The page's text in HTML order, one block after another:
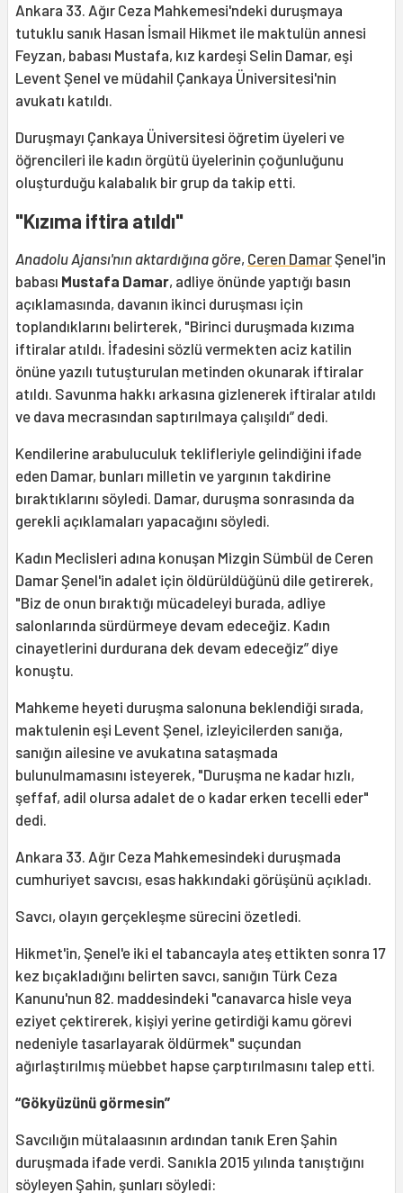
Ankara 33. Ağır Ceza Mahkemesi'ndeki duruşmaya
tutuklu sanık Hasan İsmail Hikmet ile maktulün annesi
Feyzan, babası Mustafa, kız kardeşi Selin Damar, eşi
Levent Şenel ve müdahil Çankaya Üniversitesi'nin
avukatı katıldı.
Duruşmayı Çankaya Üniversitesi öğretim üyeleri ve
öğrencileri ile kadın örgütü üyelerinin çoğunluğunu
oluşturduğu kalabalık bir grup da takip etti.
"Kızıma iftira atıldı"
Anadolu Ajansı'nın aktardığına göre, Ceren DamarŞenel'in
babası Mustafa Damar, adliye önünde yaptığı basın
açıklamasında, davanın ikinci duruşması için
toplandıklarını belirterek, "Birinci duruşmada kızıma
iftiralar atıldı. İfadesini sözlü vermekten aciz katilin
önüne yazılı tutuşturulan metinden okunarak iftiralar
atıldı. Savunma hakkı arkasına gizlenerek iftiralar atıldı
ve dava mecrasından saptırılmaya çalışıldı” dedi.
Kendilerine arabuluculuk teklifleriyle gelindiğini ifade
eden Damar, bunları milletin ve yargının takdirine
bıraktıklarını söyledi. Damar, duruşma sonrasında da
gerekli açıklamaları yapacağını söyledi.
Kadın Meclisleri adına konuşan Mizgin Sümbül de Ceren
Damar Şenel'in adalet için öldürüldüğünü dile getirerek,
"Biz de onun bıraktığı mücadeleyi burada, adliye
salonlarında sürdürmeye devam edeceğiz. Kadın
cinayetlerini durdurana dek devam edeceğiz” diye
konuştu.
Mahkeme heyeti duruşma salonuna beklendiği sırada,
maktulenin eşi Levent Şenel, izleyicilerden sanığa,
sanığın ailesine ve avukatına sataşmada
bulunulmamasını isteyerek, "Duruşma ne kadar hızlı,
şeffaf, adil olursa adalet de o kadar erken tecelli eder"
dedi.
Ankara 33. Ağır Ceza Mahkemesindeki duruşmada
cumhuriyet savcısı, esas hakkındaki görüşünü açıkladı.
Savcı, olayın gerçekleşme sürecini özetledi.
Hikmet'in, Şenel'e iki el tabancayla ateş ettikten sonra 17
kez bıçakladığını belirten savcı, sanığın Türk Ceza
Kanunu'nun 82. maddesindeki "canavarca hisle veya
eziyet çektirerek, kişiyi yerine getirdiği kamu görevi
nedeniyle tasarlayarak öldürmek" suçundan
ağırlaştırılmış müebbet hapse çarptırılmasını talep etti.
“Gökyüzünü görmesin”
Savcılığın mütalaasının ardından tanık Eren Şahin
duruşmada ifade verdi. Sanıkla 2015 yılında tanıştığını
söyleyen Şahin, şunları söyledi: